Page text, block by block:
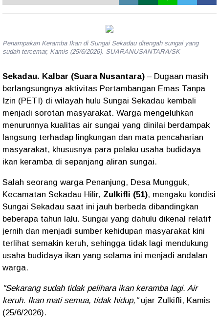
Penampakan Keramba Ikan di Sungai Sekadau ditengah sungai yang
sudah tercemar, Kamis (25/6/2026). SUARANUSANTARA/SK
Sekadau. Kalbar (Suara Nusantara) – Dugaan masih
berlangsungnya aktivitas Pertambangan Emas Tanpa
Izin (PETI) di wilayah hulu Sungai Sekadau kembali
menjadi sorotan masyarakat. Warga mengeluhkan
menurunnya kualitas air sungai yang dinilai berdampak
langsung terhadap lingkungan dan mata pencaharian
masyarakat, khususnya para pelaku usaha budidaya
ikan keramba di sepanjang aliran sungai.
Salah seorang warga Penanjung, Desa Mungguk,
Kecamatan Sekadau Hilir, Zulkifli (51), mengaku kondisi
Sungai Sekadau saat ini jauh berbeda dibandingkan
beberapa tahun lalu. Sungai yang dahulu dikenal relatif
jernih dan menjadi sumber kehidupan masyarakat kini
terlihat semakin keruh, sehingga tidak lagi mendukung
usaha budidaya ikan yang selama ini menjadi andalan
warga.
"Sekarang sudah tidak pelihara ikan keramba lagi. Air
keruh. Ikan mati semua, tidak hidup,"ujar Zulkifli, Kamis
(25/6/2026).